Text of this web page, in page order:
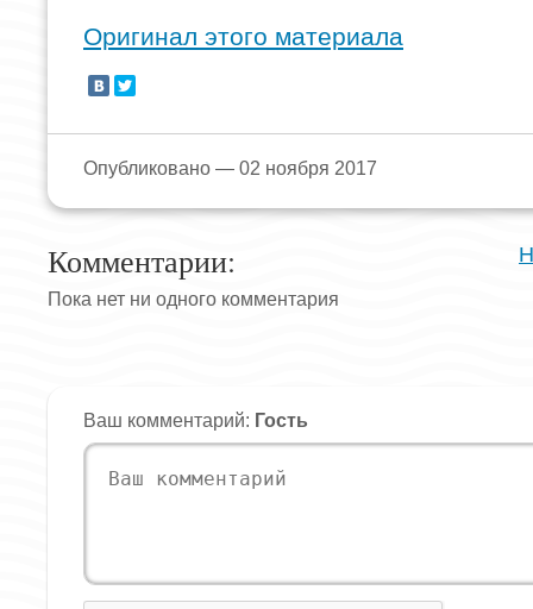
Оригинал этого материала
Опубликовано — 02 ноября 2017
Комментарии:
Пока нет ни одного комментария
Ваш комментарий: Гость